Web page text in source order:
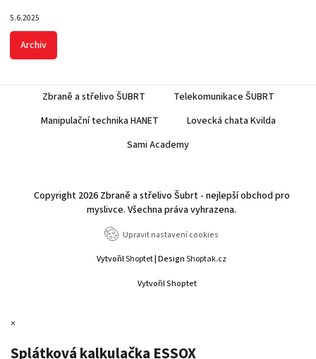
5.6.2025
Archiv
Zbraně a střelivo ŠUBRT
Telekomunikace ŠUBRT
Manipulační technika HANET
Lovecká chata Kvilda
Sami Academy
Vytvořil Shoptet
Copyright 2026 Zbraně a střelivo Šubrt - nejlepší obchod pro
myslivce. Všechna práva vyhrazena.
Upravit nastavení cookies
VytvořilShoptet| DesignShoptak.cz
×
Splátková kalkulačka ESSOX